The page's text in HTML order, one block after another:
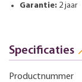
Garantie: 2 jaar
Specificaties
Productnummer